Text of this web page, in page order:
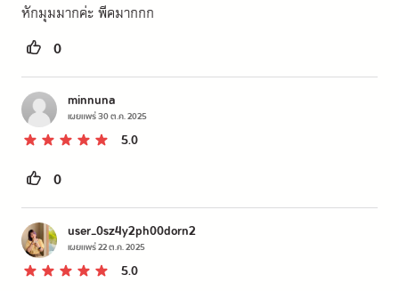
หักมุมมากค่ะ พีคมากกก
0
minnuna
เผยแพร่30 ต.ค. 2025
5.0
0
user_0sz4y2ph00dorn2
เผยแพร่22 ต.ค. 2025
5.0